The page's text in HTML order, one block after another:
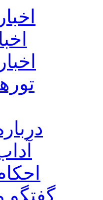
گفتگو